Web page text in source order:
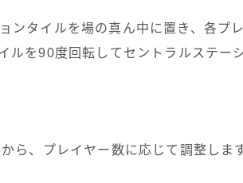
ンタイルを場の真ん中に置き、各プ
ルを90度回転してセントラルステー
ら、プレイヤー数に応じて調整します